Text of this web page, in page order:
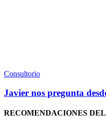
Consultorio
Javier nos pregunta
RECOMENDACIONES